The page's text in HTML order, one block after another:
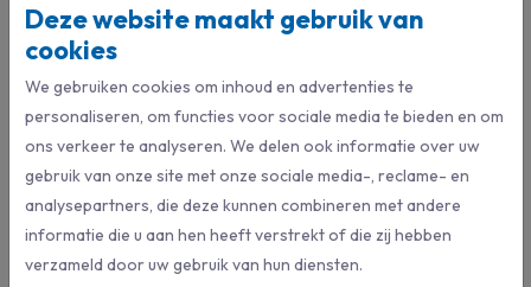
1 x schaar (REF 270002)
Eerstehulp- en brandwondeninstructies
Afmeting: B 305 x H 245 x D 86 mm
Deze website maakt gebruik van
cookies
We gebruiken cookies om inhoud en advertenties te
personaliseren, om functies voor sociale media te bieden en om
ons verkeer te analyseren. We delen ook informatie over uw
gebruik van onze site met onze sociale media-, reclame- en
analysepartners, die deze kunnen combineren met andere
informatie die u aan hen heeft verstrekt of die zij hebben
verzameld door uw gebruik van hun diensten.